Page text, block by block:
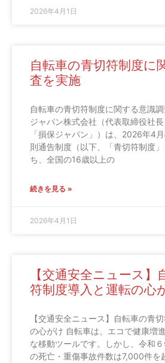
2026年4月1日
自転車の青切符制度に
査を実施
自転車の青切符制度に関する意識
ジャパン株式会社（代表取締役社
「損保ジャパン」）は、2026年4
則通告制度（以下、「青切符制度
ち、全国の16歳以上の
続きを見る »
2026年4月1日
【交通安全ニュース】
符制度導入と運転の心
【交通安全ニュース】自転車の青
の心がけ 自転車は、エコで健康増
な移動ツールです。しかし、令和
の死亡・重傷事故件数は7,000件を